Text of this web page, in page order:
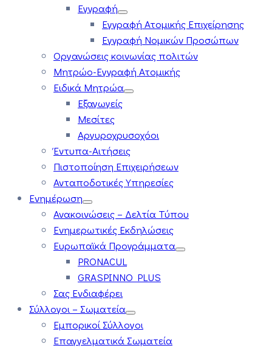
Εγγραφή
Εγγραφή Ατομικής Επιχείρησης
Εγγραφή Νομικών Προσώπων
Οργανώσεις κοινωνίας πολιτών
Μητρώο-Εγγραφή Ατομικής
Ειδικά Μητρώα
Εξαγωγείς
Μεσίτες
Αργυροχρυσοχόοι
Έντυπα-Αιτήσεις
Πιστοποίηση Επιχειρήσεων
Ανταποδοτικές Υπηρεσίες
Ενημέρωση
Ανακοινώσεις – Δελτία Τύπου
Ενημερωτικές Εκδηλώσεις
Ευρωπαϊκά Προγράμματα
PRONACUL
GRASPINNO PLUS
Σας Ενδιαφέρει
Σύλλογοι – Σωματεία
Εμπορικοί Σύλλογοι
Επαγγελματικά Σωματεία